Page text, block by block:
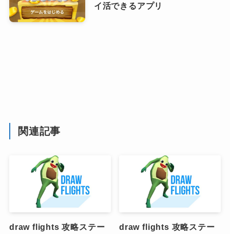
イ活できるアプリ
関連記事
draw flights 攻略ステー
draw flights 攻略ステー